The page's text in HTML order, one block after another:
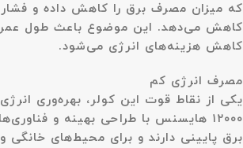
که میزان مصرف برق را کاهش داده و فشار
کاهش می‌دهد. این موضوع باعث طول عمر
کاهش هزینه‌های انرژی می‌شود.
مصرف انرژی کم
یکی از نقاط قوت این کولر، بهره‌وری
۱۲۰۰۰ هایسنس با طراحی بهینه و
برق پایینی دارند و برای محیط‌های خانگی